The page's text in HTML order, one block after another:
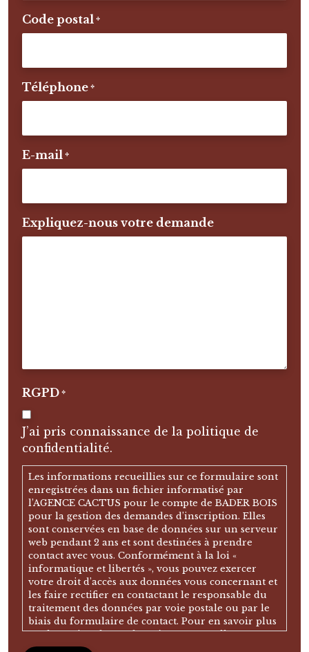
Code postal*
Téléphone*
E-mail*
Expliquez-nous votre demande
RGPD*
J’ai pris connaissance de la politique de
confidentialité.
Les informations recueillies sur ce formulaire sont
enregistrées dans un fichier informatisé par
l’AGENCE CACTUS pour le compte de BADER BOIS
pour la gestion des demandes d’inscription. Elles
sont conservées en base de données sur un serveur
web pendant 2 ans et sont destinées à prendre
contact avec vous. Conformément à la loi «
informatique et libertés », vous pouvez exercer
votre droit d’accès aux données vous concernant et
les faire rectifier en contactant le responsable du
traitement des données par voie postale ou par le
biais du formulaire de contact. Pour en savoir plus
sur la gestion de vos données personnelles, vous
pouvez consulter notre politique de confidentialité.